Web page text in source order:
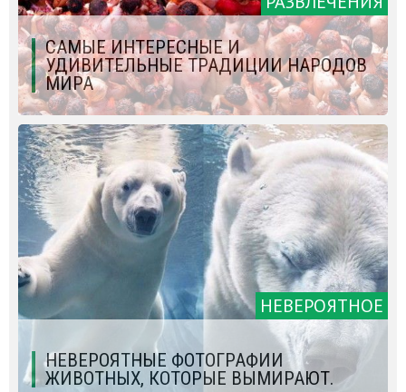
САМЫЕ ИНТЕРЕСНЫЕ И
УДИВИТЕЛЬНЫЕ ТРАДИЦИИ НАРОДОВ
МИРА
НЕВЕРОЯТНОЕ
НЕВЕРОЯТНЫЕ ФОТОГРАФИИ
ЖИВОТНЫХ, КОТОРЫЕ ВЫМИРАЮТ.